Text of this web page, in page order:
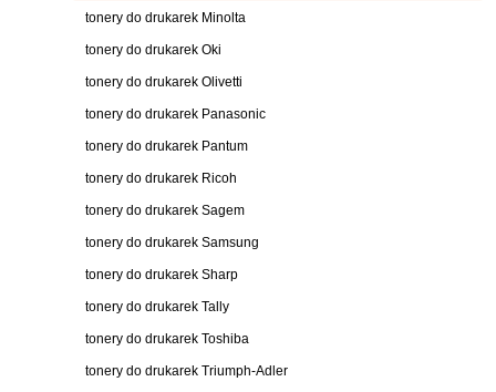
tonery do drukarek Minolta
tonery do drukarek Oki
tonery do drukarek Olivetti
tonery do drukarek Panasonic
tonery do drukarek Pantum
tonery do drukarek Ricoh
tonery do drukarek Sagem
tonery do drukarek Samsung
tonery do drukarek Sharp
tonery do drukarek Tally
tonery do drukarek Toshiba
tonery do drukarek Triumph-Adler